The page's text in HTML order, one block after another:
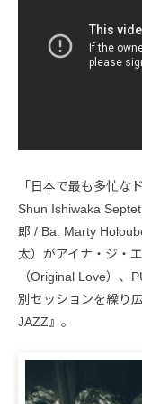
「日本で最も多忙な
Shun Ishiwaka
郎 / Ba. Marty
太）がアイナ・ジ・
（Original Love）、
別セッションを繰り
JAZZ』。